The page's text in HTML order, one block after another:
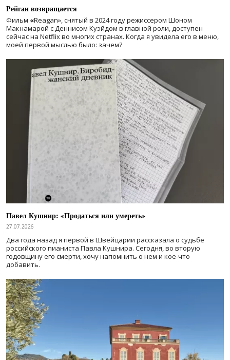
Рейган возвращается
Фильм «Reagan», снятый в 2024 годурежиссером Шоном
Макнамарой с Деннисом Куэйдом в главной роли, доступен
сейчас на Netflix во многих странах. Когда я увидела его в меню,
моей первой мыслью было: зачем?
Павел Кушнир: «Продаться или умереть»
27.07.2026
Два года назад я первой в Швейцарии рассказала о судьбе
российского пианиста Павла Кушнира. Сегодня, во вторую
годовщину его смерти, хочу напомнить о нем и кое-что
добавить.